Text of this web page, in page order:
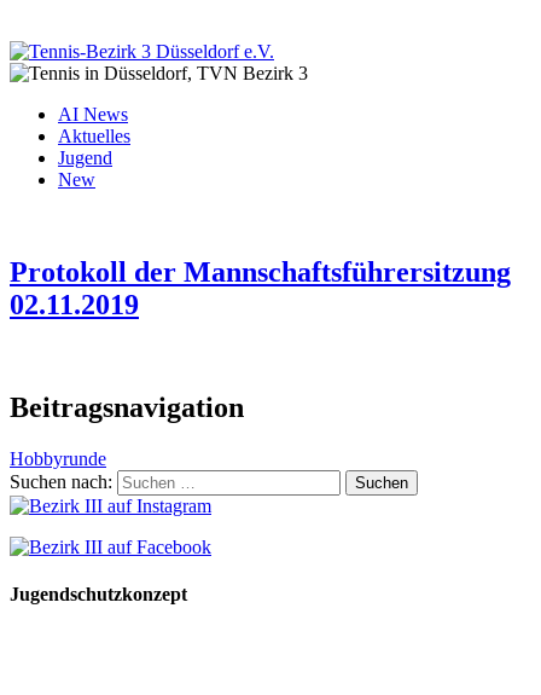
AI News
Aktuelles
Jugend
New
Protokoll der Mannschaftsführersitzung
02.11.2019
Beitragsnavigation
Hobbyrunde
Suchen nach:
Jugendschutzkonzept